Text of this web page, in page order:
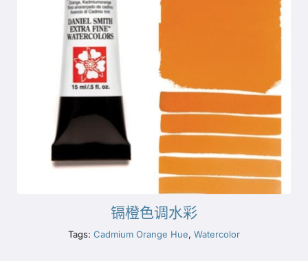
镉橙色调水彩
Tags: Cadmium Orange Hue, Watercolor